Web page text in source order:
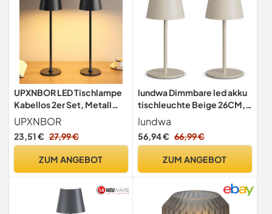
UPXNBOR LED Tischlampe
Kabellos 2er Set, Metall
Tischlampe Outdoor &
Indoor
UPXNBOR
23,51 € 27,99 €
ZUM ANGEBOT
lundwa Dimmbare led akku
tischleuchte Beige 26CM,
5000mAh(5V 2A) (2 Stück)
lundwa
56,94 € 66,99 €
ZUM ANGEBOT